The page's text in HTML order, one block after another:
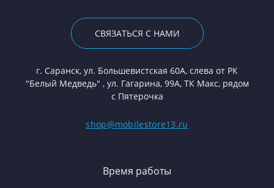
СВЯЗАТЬСЯ С НАМИ
г. Саранск, ул. Большевистская 60А, слева от РК
"Белый Медведь" , ул. Гагарина, 99А, ТК Макс, рядом
с Пятерочка
shop@mobilestore13.ru
Время работы